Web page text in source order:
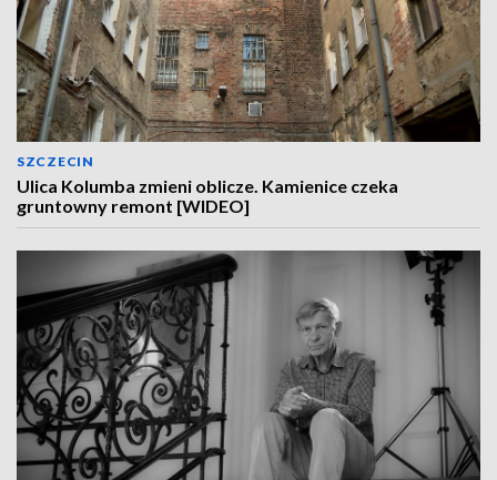
SZCZECIN
Ulica Kolumba zmieni oblicze. Kamienice czeka
gruntowny remont [WIDEO]